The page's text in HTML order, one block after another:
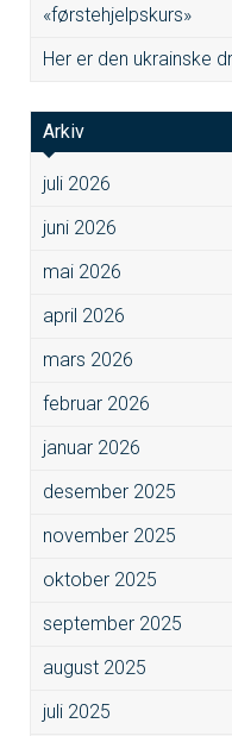
«førstehjelpskurs»
Her er den ukrainske
Arkiv
juli 2026
juni 2026
mai 2026
april 2026
mars 2026
februar 2026
januar 2026
desember 2025
november 2025
oktober 2025
september 2025
august 2025
juli 2025